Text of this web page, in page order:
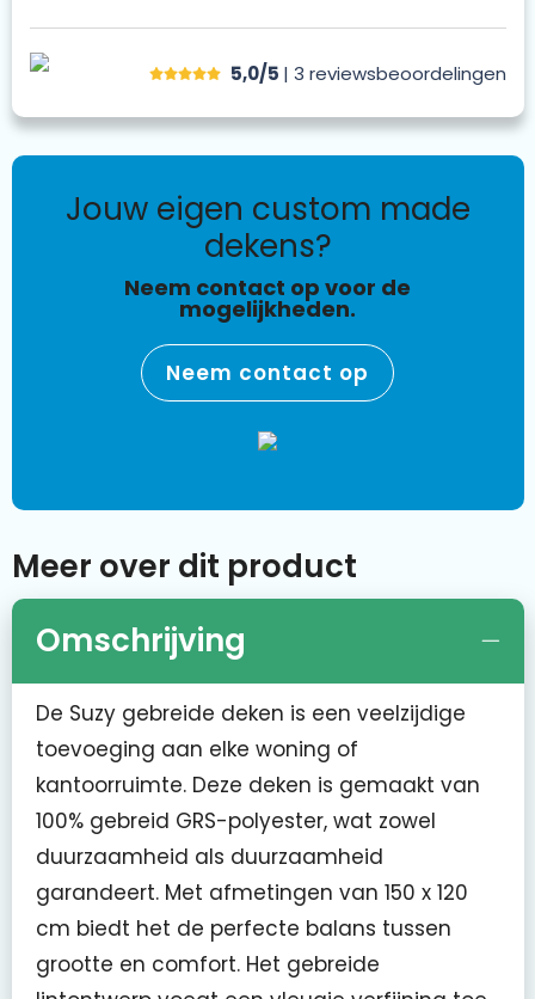
5,0/5 | 3 reviewsbeoordelingen
jouw eigen custom made
dekens?
Neem contact op voor de
mogelijkheden.
Neem contact op
Meer over dit product
Omschrijving
De Suzy gebreide deken is een veelzijdige
toevoeging aan elke woning of
kantoorruimte. Deze deken is gemaakt van
100% gebreid GRS-polyester, wat zowel
duurzaamheid als duurzaamheid
garandeert. Met afmetingen van 150 x 120
cm biedt het de perfecte balans tussen
grootte en comfort. Het gebreide